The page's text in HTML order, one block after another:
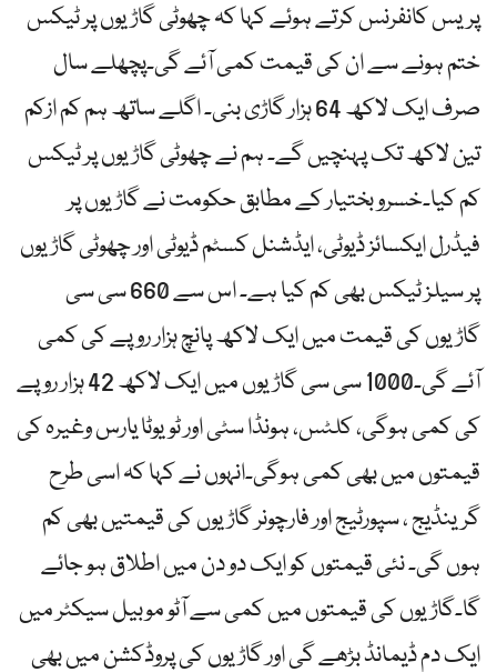
پریس کانفرنس کرتے ہوئے کہا کہ چھوٹی گاڑیوں پر ٹیکس
ختم ہونے سے ان کی قیمت کمی آئے گی۔پچھلے سال
صرف ایک لاکھ 64 ہزار گاڑی بنی۔ اگلے ساتھ ہم کم ازکم
تین لاکھ تک پہنچیں گے۔ ہم نے چھوٹی گاڑیوں پر ٹیکس
کم کیا۔خسرو بختیار کے مطابق حکومت نے گاڑیوں پر
فیڈرل ایکسائز ڈیوٹی، ایڈشنل کسٹم ڈیوٹی اور چھوٹی گاڑیوں
پر سیلز ٹیکس بھی کم کیا ہے۔ اس سے 660 سی سی
گاڑیوں کی قیمت میں ایک لاکھ پانچ ہزار روپے کی کمی
آئے گی۔1000 سی سی گاڑیوں میں ایک لاکھ 42 ہزار روپے
کی کمی ہوگی، کلٹس، ہونڈا سٹی اور ٹویوٹا یارس وغیرہ کی
قیمتوں میں بھی کمی ہوگی۔انہوں نے کہا کہ اسی طرح
گرینڈیج ، سپورٹیج اور فارچونر گاڑیوں کی قیمتیں بھی کم
ہوں گی۔ نئی قیمتوں کو ایک دو دن میں اطلاق ہو جائے
گا۔گاڑیوں کی قیمتوں میں کمی سے آٹو موبیل سیکٹر میں
ایک دم ڈیمانڈ بڑھے گی اور گاڑیوں کی پروڈکشن میں بھی